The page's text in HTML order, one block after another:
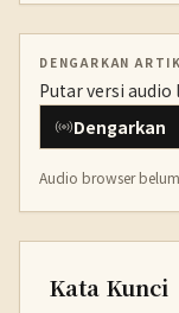
DENGARKAN
Putar versi audio
Dengarkan
Audio browser
Kata Kunci